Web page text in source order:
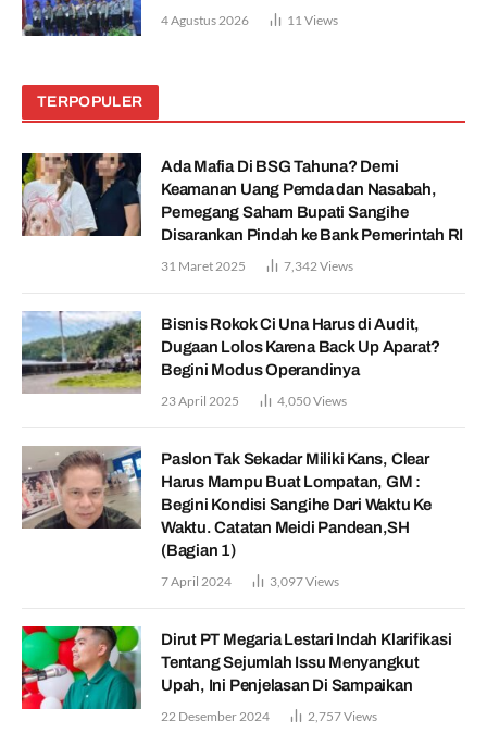
4 Agustus 2026 11Views
TERPOPULER
Ada Mafia Di BSG Tahuna? Demi
Keamanan Uang Pemda dan Nasabah,
Pemegang Saham Bupati Sangihe
Disarankan Pindah ke Bank Pemerintah RI
31 Maret 2025 7,342Views
Bisnis Rokok Ci Una Harus di Audit,
Dugaan Lolos Karena Back Up Aparat?
Begini Modus Operandinya
23 April 2025 4,050Views
Paslon Tak Sekadar Miliki Kans, Clear
Harus Mampu Buat Lompatan, GM :
Begini Kondisi Sangihe Dari Waktu Ke
Waktu. Catatan Meidi Pandean,SH
(Bagian 1)
7 April 2024 3,097Views
Dirut PT Megaria Lestari Indah Klarifikasi
Tentang Sejumlah Issu Menyangkut
Upah, Ini Penjelasan Di Sampaikan
22 Desember 2024 2,757Views